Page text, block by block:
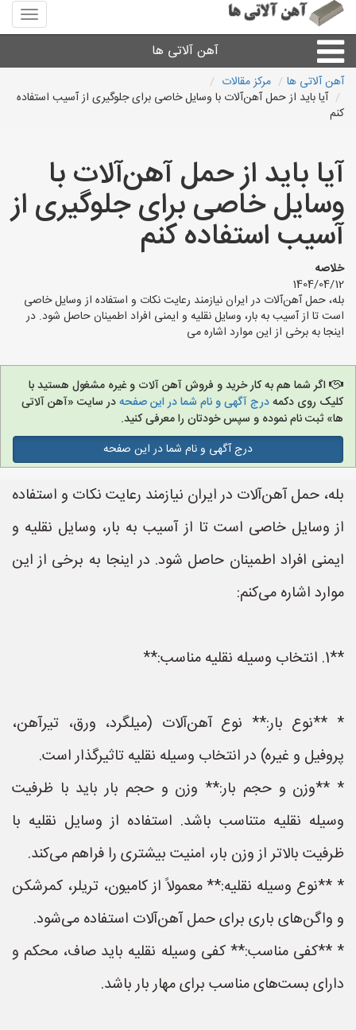
منوی
سایت
آلاتی
آهن آلاتی ها
میلگرد نبشی،مفتول
لوله و اتصالات
سایر آهن آلات
آهن آلاتی های شهرها
آهن آلاتی ها
مرکز مقالات
آیا باید از حمل آهن‌آلات با وسایل خاصی برای جلوگیری از آسیب استفاده
کنم
آیا باید از حمل آهن‌آلات با
وسایل خاصی برای جلوگیری از
آسیب استفاده کنم
خلاصه
1404/04/12
بله، حمل آهن‌آلات در ایران نیازمند رعایت نکات و استفاده از وسایل خاصی
است تا از آسیب به بار، وسایل نقلیه و ایمنی افراد اطمینان حاصل شود. در
اینجا به برخی از این موارد اشاره می‌
اگر شما هم به کار خرید و فروش آهن آلات و غیره مشغول هستید با
کلیک روی دکمهدرج آگهی و نام شما در این صفحهدر سایت «آهن آلاتی
ها» ثبت نام نموده و سپس خودتان را معرفی کنید.
درج آگهی و نام شما در این صفحه
بله، حمل آهن‌آلات در ایران نیازمند رعایت نکات و استفاده
از وسایل خاصی است تا از آسیب به بار، وسایل نقلیه و
ایمنی افراد اطمینان حاصل شود. در اینجا به برخی از این
موارد اشاره می‌کنم:
**1. انتخاب وسیله نقلیه مناسب:**
* **نوع بار:** نوع آهن‌آلات (میلگرد، ورق، تیرآهن،
پروفیل و غیره) در انتخاب وسیله نقلیه تاثیرگذار است.
* **وزن و حجم بار:** وزن و حجم بار باید با ظرفیت
وسیله نقلیه متناسب باشد. استفاده از وسایل نقلیه با
ظرفیت بالاتر از وزن بار، امنیت بیشتری را فراهم می‌کند.
* **نوع وسیله نقلیه:** معمولاً از کامیون، تریلر، کمرشکن
و واگن‌های باری برای حمل آهن‌آلات استفاده می‌شود.
* **کفی مناسب:** کفی وسیله نقلیه باید صاف، محکم و
دارای بست‌های مناسب برای مهار بار باشد.